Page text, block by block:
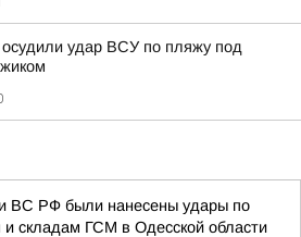
удар ВСУ по пляжу под
ВС РФ были нанесены удары по
и складам ГСМ в Одесской области